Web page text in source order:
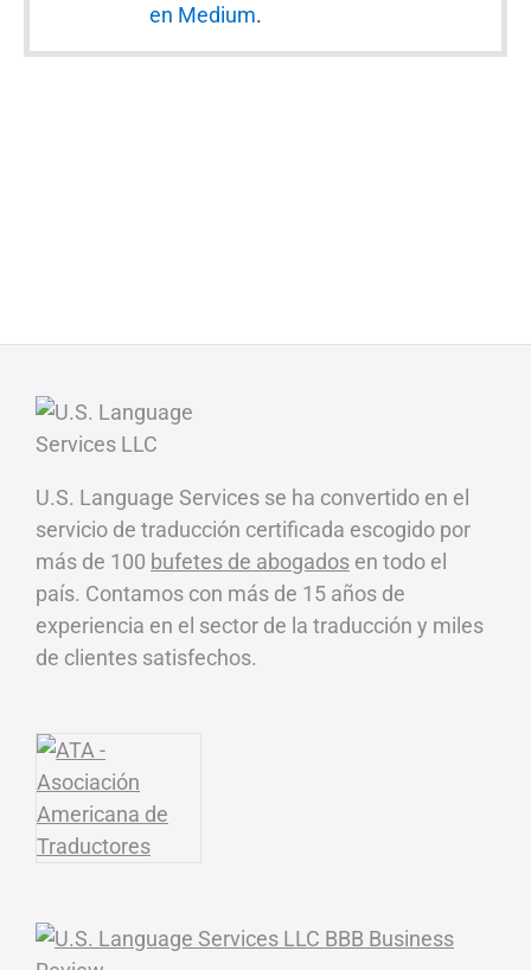
en Medium.
U.S. Language Services se ha convertido en el
servicio de traducción certificada escogido por
más de 100 bufetes de abogados en todo el
país. Contamos con más de 15 años de
experiencia en el sector de la traducción y miles
de clientes satisfechos.